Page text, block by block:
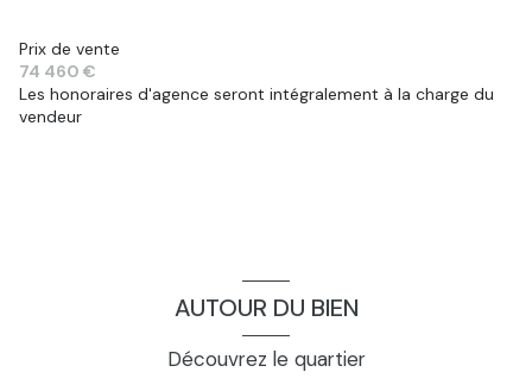
Prix de vente
74 460 €
Les honoraires d'agence seront intégralement à la charge du
vendeur
AUTOUR DU BIEN
Découvrez le quartier